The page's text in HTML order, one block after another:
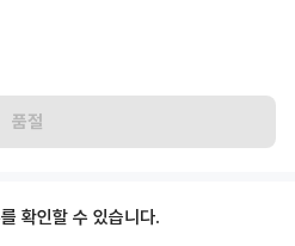
품절
확인할 수 있습니다.